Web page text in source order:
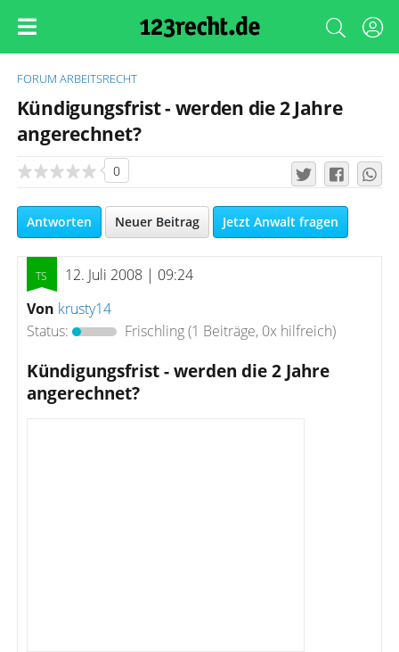
FORUM ARBEITSRECHT
Kündigungsfrist - werden die 2 Jahre
angerechnet?
0
Antworten Neuer Beitrag Jetzt Anwalt fragen
12. Juli 2008 | 09:24
Von krusty14
Status:
Frischling(1 Beiträge, 0x hilfreich)
Kündigungsfrist - werden die 2 Jahre
angerechnet?